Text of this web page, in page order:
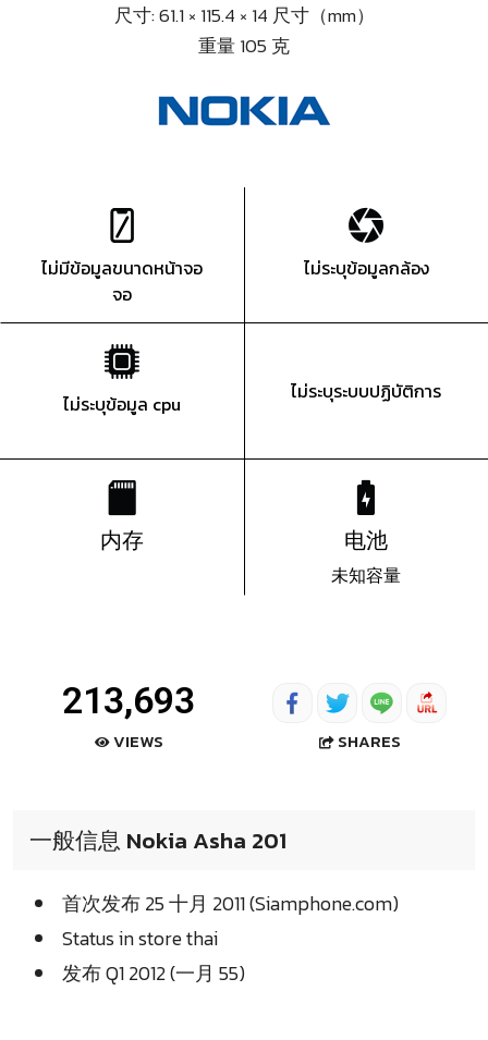
尺寸: 61.1 × 115.4 × 14 尺寸（mm）
重量 105 克
ไม่มีข้อมูลขนาดหน้าจอ
จอ
ไม่ระบุข้อมูลกล้อง
ไม่ระบุข้อมูล cpu ไม่ระบุระบบปฏิบัติการ
内存 电池
未知容量
213,693
VIEWS SHARES
一般信息 Nokia Asha 201
首次发布 25 十月 2011 (Siamphone.com)
Status in store thai
发布 Q1 2012 (一月 55)